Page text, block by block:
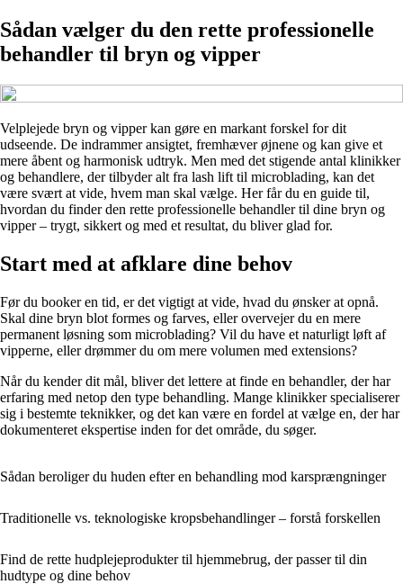
Sådan vælger du den rette professionelle
behandler til bryn og vipper
Velplejede bryn og vipper kan gøre en markant forskel for dit
udseende. De indrammer ansigtet, fremhæver øjnene og kan give et
mere åbent og harmonisk udtryk. Men med det stigende antal klinikker
og behandlere, der tilbyder alt fra lash lift til microblading, kan det
være svært at vide, hvem man skal vælge. Her får du en guide til,
hvordan du finder den rette professionelle behandler til dine bryn og
vipper – trygt, sikkert og med et resultat, du bliver glad for.
Start med at afklare dine behov
Før du booker en tid, er det vigtigt at vide, hvad du ønsker at opnå.
Skal dine bryn blot formes og farves, eller overvejer du en mere
permanent løsning som microblading? Vil du have et naturligt løft af
vipperne, eller drømmer du om mere volumen med extensions?
Når du kender dit mål, bliver det lettere at finde en behandler, der har
erfaring med netop den type behandling. Mange klinikker specialiserer
sig i bestemte teknikker, og det kan være en fordel at vælge en, der har
dokumenteret ekspertise inden for det område, du søger.
Sådan beroliger du huden efter en behandling mod karsprængninger
Traditionelle vs. teknologiske kropsbehandlinger – forstå forskellen
Find de rette hudplejeprodukter til hjemmebrug, der passer til din
hudtype og dine behov